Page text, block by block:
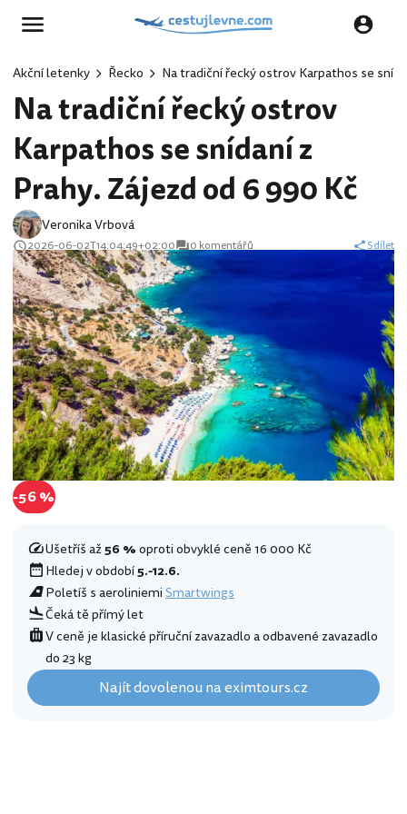
Akční letenky Řecko Na tradiční řecký ostrov Karpathos se
Na tradiční řecký ostrov
Karpathos se snídaní z
Prahy. Zájezd od 6 990 Kč
Veronika Vrbová
2026-06-02T14:04:49+02:00 0 komentářů Sdílet
-56 %
Ušetříš až56 %oproti obvyklé ceně 16 000 Kč
Hledej v období5.-12.6.
Poletíš s aeroliniemiSmartwings
Čeká tě přímý let
V ceně je klasické příruční zavazadlo a odbavené zavazadlo
do 23 kg
Najít dovolenou na eximtours.cz